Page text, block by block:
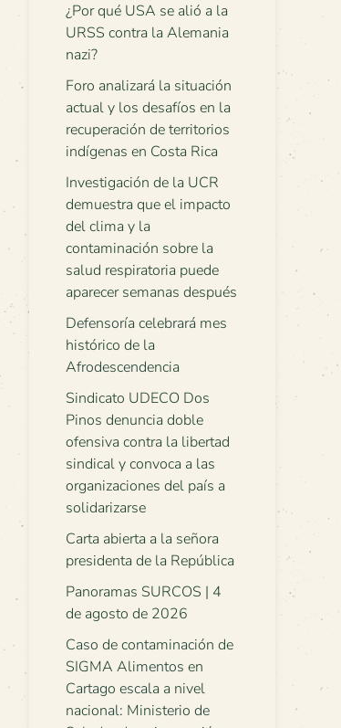
¿Por qué USA se alió a la
URSS contra la Alemania
nazi?
Foro analizará la situación
actual y los desafíos en la
recuperación de territorios
indígenas en Costa Rica
Investigación de la UCR
demuestra que el impacto
del clima y la
contaminación sobre la
salud respiratoria puede
aparecer semanas después
Defensoría celebrará mes
histórico de la
Afrodescendencia
Sindicato UDECO Dos
Pinos denuncia doble
ofensiva contra la libertad
sindical y convoca a las
organizaciones del país a
solidarizarse
Carta abierta a la señora
presidenta de la República
Panoramas SURCOS | 4
de agosto de 2026
Caso de contaminación de
SIGMA Alimentos en
Cartago escala a nivel
nacional: Ministerio de